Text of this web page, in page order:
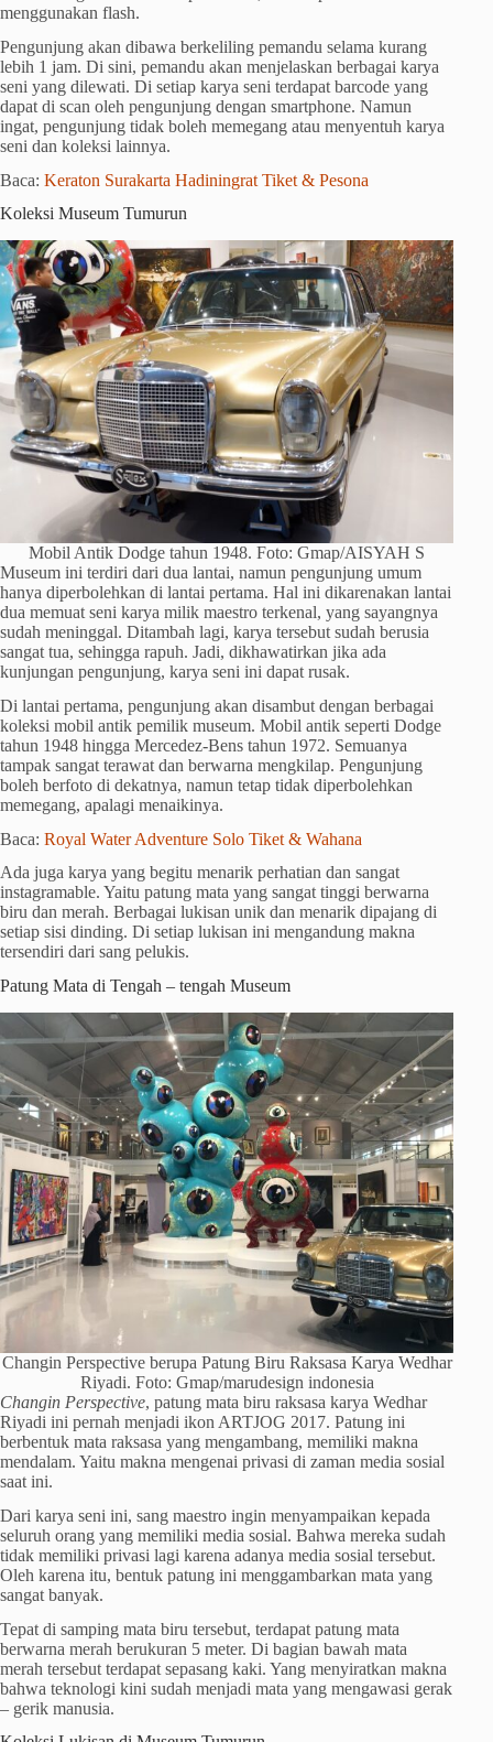
menggunakan flash.
Pengunjung akan dibawa berkeliling pemandu selama kurang
lebih 1 jam. Di sini, pemandu akan menjelaskan berbagai karya
seni yang dilewati. Di setiap karya seni terdapat barcode yang
dapat di scan oleh pengunjung dengan smartphone. Namun
ingat, pengunjung tidak boleh memegang atau menyentuh karya
seni dan koleksi lainnya.
Baca: Keraton Surakarta Hadiningrat Tiket & Pesona
Koleksi Museum Tumurun
Mobil Antik Dodge tahun 1948. Foto: Gmap/AISYAH S
Museum ini terdiri dari dua lantai, namun pengunjung umum
hanya diperbolehkan di lantai pertama. Hal ini dikarenakan lantai
dua memuat seni karya milik maestro terkenal, yang sayangnya
sudah meninggal. Ditambah lagi, karya tersebut sudah berusia
sangat tua, sehingga rapuh. Jadi, dikhawatirkan jika ada
kunjungan pengunjung, karya seni ini dapat rusak.
Di lantai pertama, pengunjung akan disambut dengan berbagai
koleksi mobil antik pemilik museum. Mobil antik seperti Dodge
tahun 1948 hingga Mercedez-Bens tahun 1972. Semuanya
tampak sangat terawat dan berwarna mengkilap. Pengunjung
boleh berfoto di dekatnya, namun tetap tidak diperbolehkan
memegang, apalagi menaikinya.
Baca: Royal Water Adventure Solo Tiket & Wahana
Ada juga karya yang begitu menarik perhatian dan sangat
instagramable. Yaitu patung mata yang sangat tinggi berwarna
biru dan merah. Berbagai lukisan unik dan menarik dipajang di
setiap sisi dinding. Di setiap lukisan ini mengandung makna
tersendiri dari sang pelukis.
Patung Mata di Tengah – tengah Museum
Changin Perspective berupa Patung Biru Raksasa Karya Wedhar
Riyadi. Foto: Gmap/marudesign indonesia
Changin Perspective, patung mata biru raksasa karya Wedhar
Riyadi ini pernah menjadi ikon ARTJOG 2017. Patung ini
berbentuk mata raksasa yang mengambang, memiliki makna
mendalam. Yaitu makna mengenai privasi di zaman media sosial
saat ini.
Dari karya seni ini, sang maestro ingin menyampaikan kepada
seluruh orang yang memiliki media sosial. Bahwa mereka sudah
tidak memiliki privasi lagi karena adanya media sosial tersebut.
Oleh karena itu, bentuk patung ini menggambarkan mata yang
sangat banyak.
Tepat di samping mata biru tersebut, terdapat patung mata
berwarna merah berukuran 5 meter. Di bagian bawah mata
merah tersebut terdapat sepasang kaki. Yang menyiratkan makna
bahwa teknologi kini sudah menjadi mata yang mengawasi gerak
– gerik manusia.